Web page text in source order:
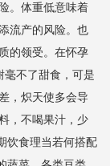
。体重低意味着
流产的风险。也
的领受。在怀孕
毫不了甜食，可是
，炽天使多会导
，不喝果汁，少
饮食理当若何搭配